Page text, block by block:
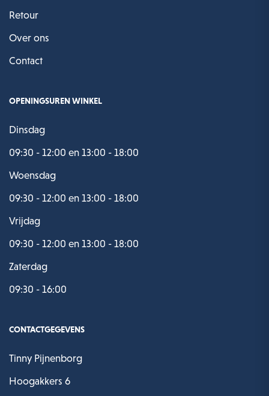
Retour
Over ons
Contact
OPENINGSUREN WINKEL
Dinsdag
09:30 - 12:00 en 13:00 - 18:00
Woensdag
09:30 - 12:00 en 13:00 - 18:00
Vrijdag
09:30 - 12:00 en 13:00 - 18:00
Zaterdag
09:30 - 16:00
CONTACTGEGEVENS
Tinny Pijnenborg
Hoogakkers 6